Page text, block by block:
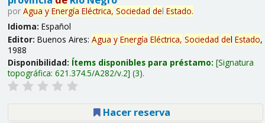
por Agua y Energía Eléctrica, Sociedad del Estado.
Idioma: Español
Editor: Buenos Aires: Agua y Energía Eléctrica, Sociedad del Estado,
1988
Disponibilidad: Ítems disponibles para préstamo: Signatura
topográfica: 621.374.5/A282/v.2 (3).
Hacer reserva